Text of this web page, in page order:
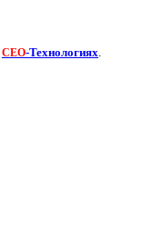
СЕО-Технологиях.